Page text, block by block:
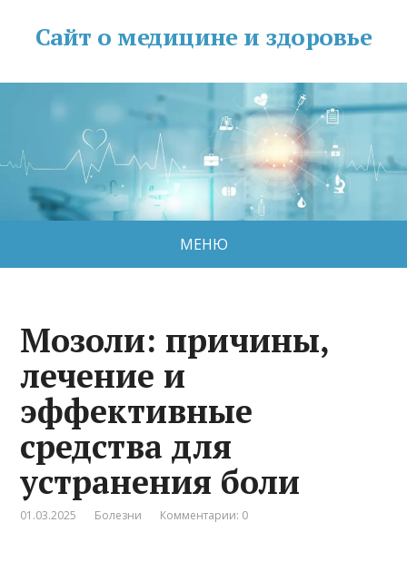
Сайт о медицине и здоровье
МЕНЮ
Мозоли: причины,
лечение и
эффективные
средства для
устранения боли
01.03.2025 Болезни Комментарии: 0